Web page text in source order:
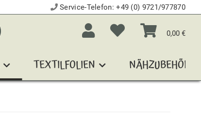
Service-Telefon:+49 (0) 9721/977870
0,00 €
TEXTILFOLIEN NÄHZUBEHÖR